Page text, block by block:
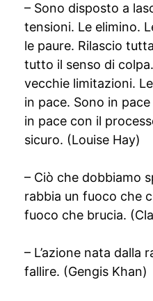
– Sono disposto a
tensioni. Le elimino.
le paure. Rilascio
tutto il senso di
vecchie limitazioni.
in pace. Sono in
in pace con il
sicuro. (Louise Hay)
– Ciò che dobbiamo
rabbia un fuoco che
fuoco che brucia.
– L’azione nata dalla
fallire. (Gengis Khan)